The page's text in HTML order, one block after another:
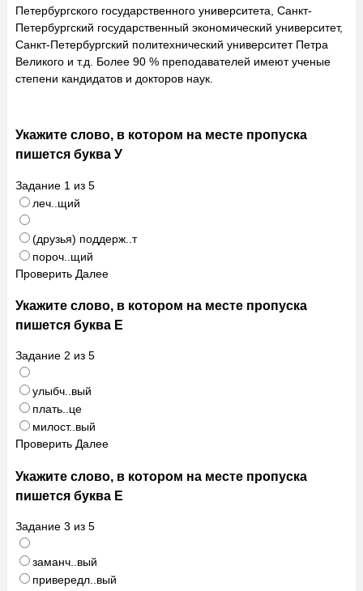
Петербургского государственного университета, Санкт-
Петербургский государственный экономический университет,
Санкт-Петербургский политехнический университет Петра
Великого и т.д. Более 90 % преподавателей имеют ученые
степени кандидатов и докторов наук.
Укажите слово, в котором на месте пропуска
пишется буква У
Задание 1 из 5
леч..щий
(друзья) поддерж..т
пороч..щий
Проверить Далее
Укажите слово, в котором на месте пропуска
пишется буква Е
Задание 2 из 5
улыбч..вый
плать..це
милост..вый
Проверить Далее
Укажите слово, в котором на месте пропуска
пишется буква Е
Задание 3 из 5
заманч..вый
привередл..вый